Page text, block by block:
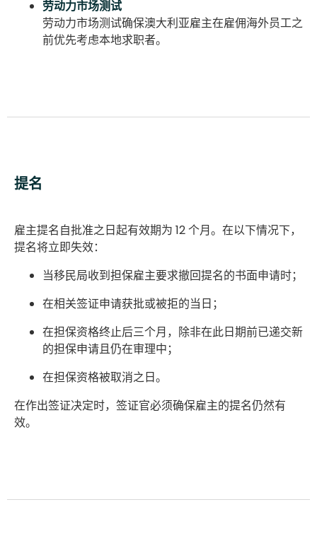
劳动力市场测试
劳动力市场测试确保澳大利亚雇主在雇佣海外员工之
前优先考虑本地求职者。
提名
雇主提名自批准之日起有效期为 12 个月。在以下情况下，
提名将立即失效：
当移民局收到担保雇主要求撤回提名的书面申请时；
在相关签证申请获批或被拒的当日；
在担保资格终止后三个月，除非在此日期前已递交新
的担保申请且仍在审理中；
在担保资格被取消之日。
在作出签证决定时，签证官必须确保雇主的提名仍然有
效。